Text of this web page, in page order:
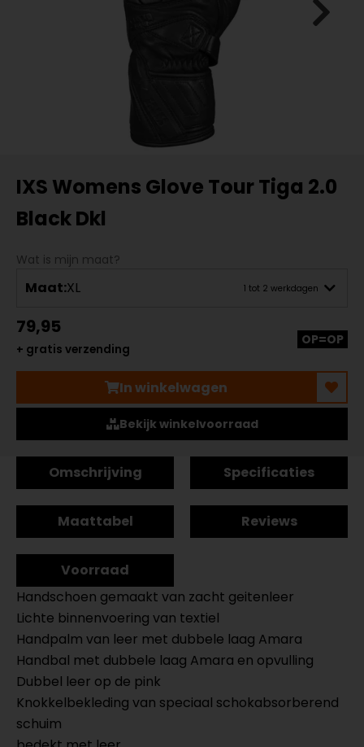
IXS Womens Glove Tour Tiga 2.0
Black Dkl
Wat is mijn maat?
Maat:XL 1 tot 2 werkdagen
79,95
+ gratis verzending
OP=OP
In winkelwagen
Bekijk winkelvoorraad
Omschrijving Specificaties
Maattabel Reviews
Voorraad
Handschoen gemaakt van zacht geitenleer
Lichte binnenvoering van textiel
Handpalm van leer met dubbele laag Amara
Handbal met dubbele laag Amara en opvulling
Dubbel leer op de pink
Knokkelbekleding van speciaal schokabsorberend
schuim